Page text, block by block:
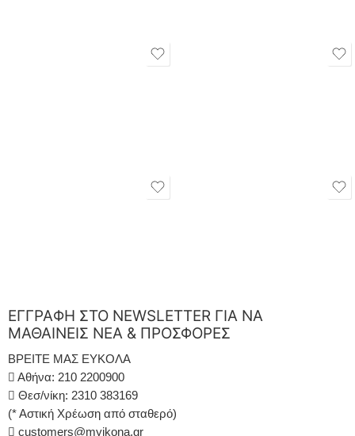
ΕΓΓΡΑΦΗ ΣΤΟ NEWSLETTER ΓΙΑ ΝΑ
ΜΑΘΑΙΝΕΙΣ ΝΕΑ & ΠΡΟΣΦΟΡΕΣ
ΒΡΕΙΤΕ ΜΑΣ ΕΥΚΟΛΑ
Αθήνα: 210 2200900
Θεσ/νίκη: 2310 383169
(* Αστική Χρέωση από σταθερό)
customers@myikona.gr